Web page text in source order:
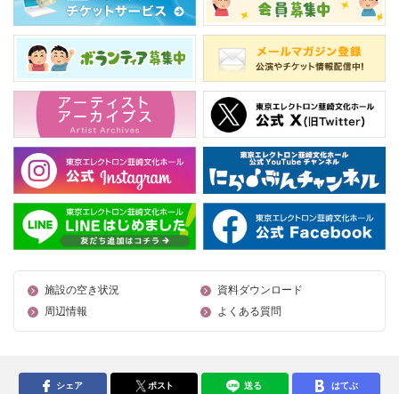
施設の空き状況
資料ダウンロード
周辺情報
よくある質問
シェア ポスト 送る はてぶ